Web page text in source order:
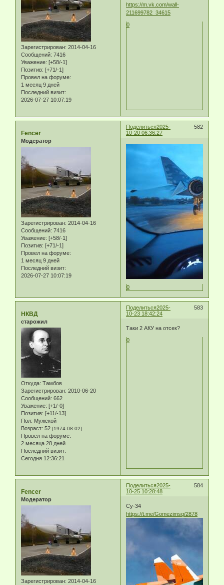
Зарегистрирован: 2014-04-16
Сообщений: 7416
Уважение: [+58/-1]
Позитив: [+71/-1]
Провел на форуме:
1 месяц 9 дней
Последний визит:
2026-07-27 10:07:19
https://m.vk.com/wall-
211699782_34615
0
Поделиться 582
2025-
10-20 06:36:27
Fencer
Модератор
Зарегистрирован: 2014-04-16
Сообщений: 7416
Уважение: [+58/-1]
Позитив: [+71/-1]
Провел на форуме:
1 месяц 9 дней
Последний визит:
2026-07-27 10:07:19
0
Поделиться 583
2025-
10-23 18:42:24
НКВД
старожил
Откуда: Тамбов
Зарегистрирован: 2010-06-20
Сообщений: 662
Уважение: [+1/-0]
Позитив: [+11/-13]
Пол: Мужской
Возраст: 52 [1974-08-02]
Провел на форуме:
2 месяца 28 дней
Последний визит:
Сегодня 12:36:21
Таки 2 АКУ на отсек?
0
Поделиться 584
2025-
10-25 10:28:48
Fencer
Модератор
Зарегистрирован: 2014-04-16
Су-34
https://t.me/Gomezimsq/2878